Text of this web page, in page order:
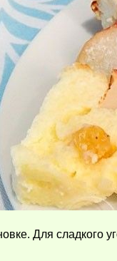
Для сладкого